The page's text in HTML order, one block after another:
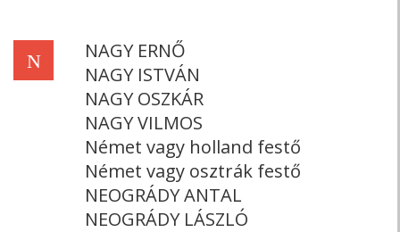
N
NAGY ERNŐ
NAGY ISTVÁN
NAGY OSZKÁR
NAGY VILMOS
Német vagy holland festő
Német vagy osztrák festő
NEOGRÁDY ANTAL
NEOGRÁDY LÁSZLÓ